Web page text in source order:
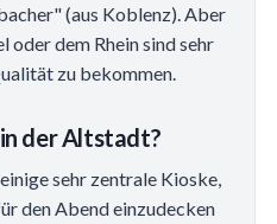
(aus Koblenz). Aber
oder dem Rhein sind sehr
zu bekommen.
der Altstadt?
sehr zentrale Kioske,
den Abend einzudecken